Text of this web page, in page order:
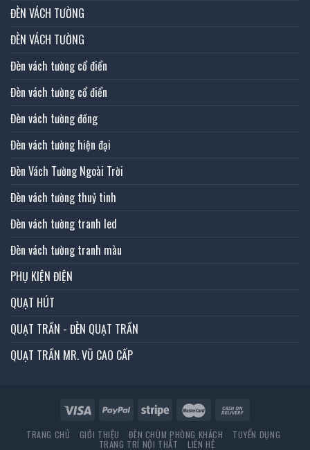
ĐÈN VÁCH TƯỜNG
ĐÈN VÁCH TƯỜNG
Đèn vách tường cổ điển
Đèn vách tường cổ điển
Đèn vách tường đồng
Đèn vách tường hiện đại
Đèn Vách Tường Ngoài Trời
Đèn vách tường thuỷ tinh
Đèn vách tường tranh led
Đèn vách tường tranh màu
PHỤ KIỆN ĐIỆN
QUẠT HÚT
QUẠT TRẦN - ĐÈN QUẠT TRẦN
QUẠT TRẦN MR. VŨ CAO CẤP
TRANG CHỦ GIỚI THIỆU ĐÈN CHÙM PHÒNG KHÁCH TUYỂN DỤNG
TRANG TRÍ NỘI THẤT LIÊN HỆ